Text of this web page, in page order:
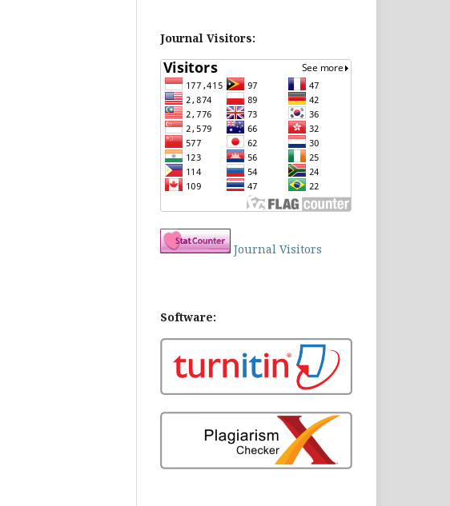
Journal Visitors:
Journal Visitors
Software: